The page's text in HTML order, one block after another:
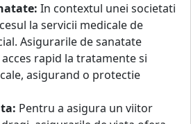
In contextul unei societati
la servicii medicale de
Asigurarile de sanatate
rapid la tratamente si
asigurand o protectie
Pentru a asigura un viitor